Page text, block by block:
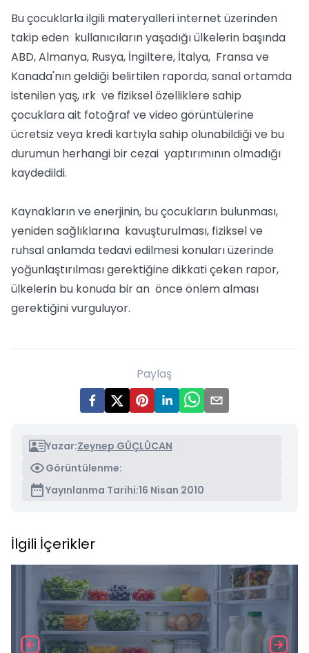
Bu çocuklarla ilgili materyalleri internet üzerinden
takip eden kullanıcıların yaşadığı ülkelerin başında
ABD, Almanya, Rusya, İngiltere, İtalya, Fransa ve
Kanada'nın geldiği belirtilen raporda, sanal ortamda
istenilen yaş, ırk ve fiziksel özelliklere sahip
çocuklara ait fotoğraf ve video görüntülerine
ücretsiz veya kredi kartıyla sahip olunabildiği ve bu
durumun herhangi bir cezai yaptırımının olmadığı
kaydedildi.
Kaynakların ve enerjinin, bu çocukların bulunması,
yeniden sağlıklarına kavuşturulması, fiziksel ve
ruhsal anlamda tedavi edilmesi konuları üzerinde
yoğunlaştırılması gerektiğine dikkati çeken rapor,
ülkelerin bu konuda bir an önce önlem alması
gerektiğini vurguluyor.
Paylaş
Yazar:Zeynep GÜÇLÜCAN
Görüntülenme:
Yayınlanma Tarihi:16 Nisan 2010
İlgili İçerikler